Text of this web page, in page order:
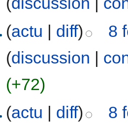
(actu | diff)
8
(discussion |
(+72)
(actu diff)
8